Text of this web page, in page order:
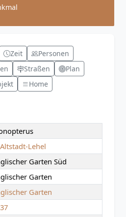
Zeit
Personen
Straßen
Plan
Home
Lehel
Garten Süd
Garten
Garten